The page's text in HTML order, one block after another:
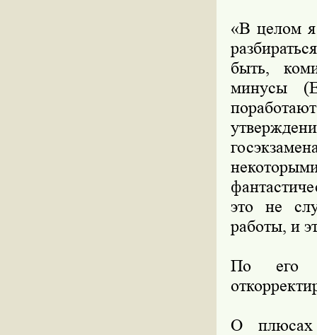
«В целом
быть,
минусы
это не
работы, и
По его
О плюсах